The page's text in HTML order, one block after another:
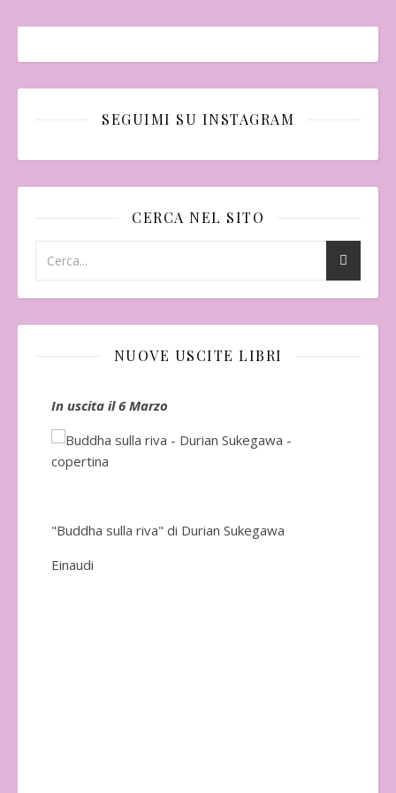
SEGUIMI SU INSTAGRAM
CERCA NEL SITO
NUOVE USCITE LIBRI
In uscita il 6 Marzo
"Buddha sulla riva" di Durian Sukegawa
Einaudi